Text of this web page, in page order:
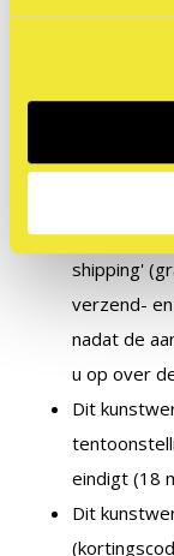
de STRAAT
extra
verpakking en
sommige
bepalingen van
Dit
shipping'
verzend-
nadat de
u op over
Dit
eindigt (18
Dit